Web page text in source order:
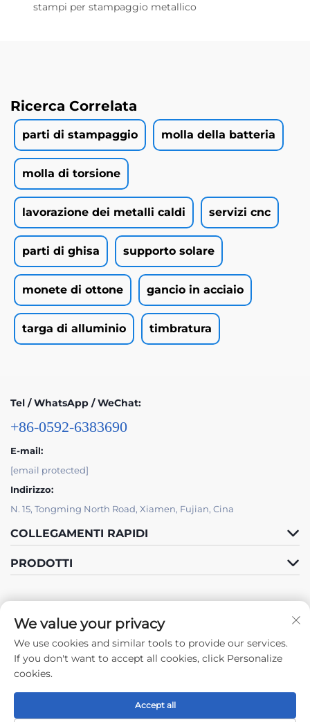
stampi per stampaggio metallico
Ricerca Correlata
parti di stampaggio molla della batteria
molla di torsione
lavorazione dei metalli caldi servizi cnc
parti di ghisa supporto solare
monete di ottone gancio in acciaio
targa di alluminio timbratura
Tel / WhatsApp / WeChat:
+86-0592-6383690
E-mail:
[email protected]
Indirizzo:
N. 15, Tongming North Road, Xiamen, Fujian, Cina
COLLEGAMENTI RAPIDI
PRODOTTI
Seguici
Copyright © 2024 by Xiamen Tongchengjianhui Industry & Trade Co.,
Ltd. -Informativa sulla Privacy
We value your privacy
We use cookies and similar tools to provide our services.
If you don't want to accept all cookies, click Personalize
cookies.
Accept all